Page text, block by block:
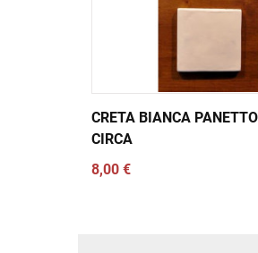
CRETA BIANCA
CIRCA
8,00 €